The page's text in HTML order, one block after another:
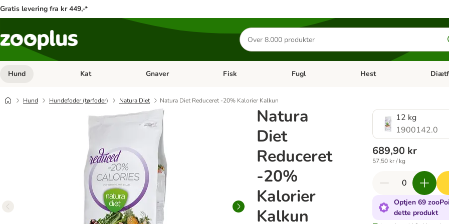
Gratis levering fra kr 449,-*
Søg
efter
produkter
Hund Åben kategori menu: Hund
Kat Åben kategori menu: Kat
Gnaver Åben kategori menu: Gnaver
Fisk Åben kategori menu: Fisk
Fugl Åben kategori menu: Fugl
Hest Åben
Hund Hundefoder (tørfoder) Natura Diet Natura Diet Reduceret -20% Kalorier Kalkun
Natura
Diet
Reduceret
-20%
Kalorier
Kalkun
12 kg
1900142.0
689,90 kr
57,50 kr / kg
Optjen 69
dette produkt